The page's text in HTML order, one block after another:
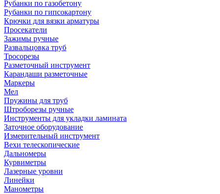
Рубанки по газобетону
Рубанки по гипсокартону
Крючки для вязки арматуры
Просекатели
Зажимы ручные
Развальцовка труб
Тросорезы
Разметочный инструмент
Карандаши разметочные
Маркеры
Мел
Пружины для труб
Штроборезы ручные
Инструменты для укладки ламината
Заточное оборудование
Измерительный инструмент
Вехи телескопические
Дальномеры
Курвиметры
Лазерные уровни
Линейки
Манометры